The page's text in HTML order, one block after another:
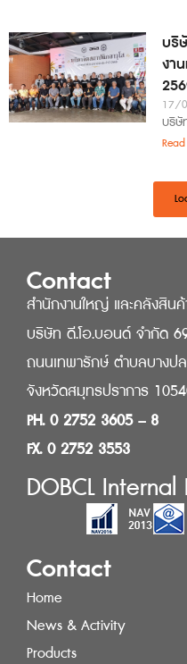
บริ
งา
17/
บริษั
Contact
สำนักงานใหญ่ และคลังสิน
บริษัท ดี.โอ.บอนด์ จำกัด
ถนนเทพารักษ์ ตำบลบางป
จังหวัดสมุทรปราการ
PH. 0 2752 3605 – 8
FX. 0 2752 3553
DOBCL Internal
Contact
Home
News & Activity
Products